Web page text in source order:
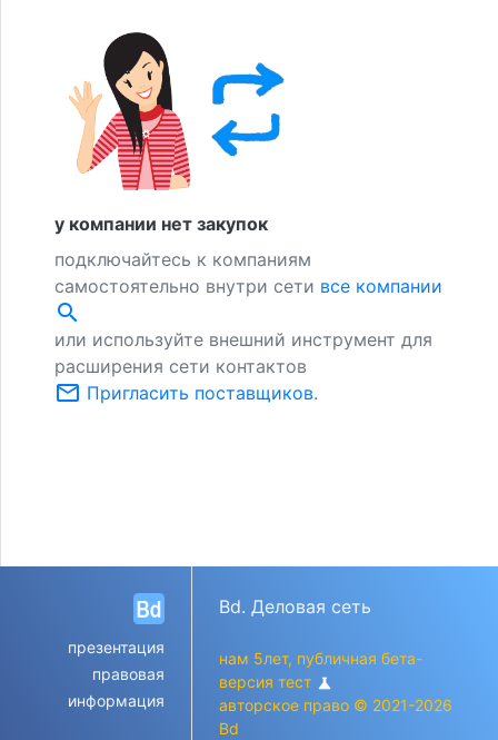
у компании нет закупок
подключайтесь к компаниям
самостоятельно внутри сети все компании
search
или используйте внешний инструмент для
расширения сети контактов
mail_outline Пригласить поставщиков.
презентация
правовая
информация
Bd. Деловая сеть
нам 5лет, публичная бета-
версия тест science
авторское право © 2021-2026
Bd